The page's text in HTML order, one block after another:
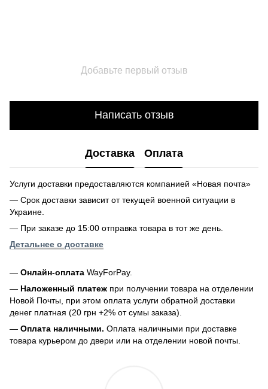
Добавьте первый отзыв
Написать отзыв
Доставка Оплата
Услуги доставки предоставляются компанией «Новая почта»
— Срок доставки зависит от текущей военной ситуации в
Украине.
— При заказе до 15:00 отправка товара в тот же день.
Детальнее о доставке
— Онлайн-оплата WayForPay.
— Наложенный платеж при получении товара на отделении
Новой Почты, при этом оплата услуги обратной доставки
денег платная (20 грн +2% от сумы заказа).
— Оплата наличными. Оплата наличными при доставке
товара курьером до двери или на отделении новой почты.